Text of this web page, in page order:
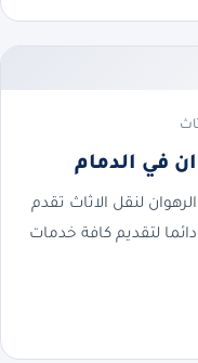
في الدمام
لنقل الاثاث تقدم
لتقديم كافة خدمات